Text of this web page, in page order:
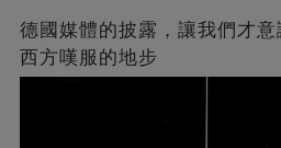
德國媒體的披露，讓我們才
西方嘆服的地步